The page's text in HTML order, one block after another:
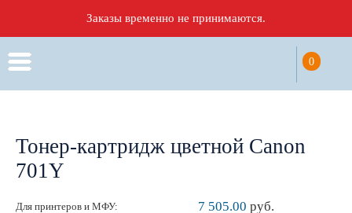
Заказы временно не принимаются.
0
Тонер-картридж цветной Canon
701Y
Для принтеров и МФУ:
7 505.00 руб.